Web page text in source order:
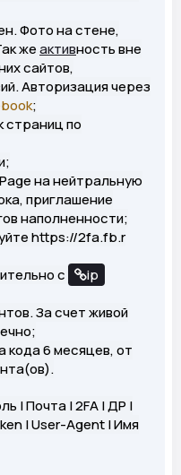
Фото на стене,
жеактивность вне
сайтов,
Авторизация через
;
страниц по
на нейтральную
приглашение
наполненности;
https://2fa.fb.r
с
ip
За счет живой
кода 6 месяцев, от
| Почта | 2FA | ДР |
| User-Agent | Имя